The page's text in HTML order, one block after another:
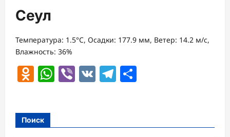
Сеул
Температура: 1.5°C, Осадки: 177.9 мм, Ветер: 14.2 м/с,
Влажность: 36%
Odnoklassniki
WhatsApp
Viber
VK Telegram
Поиск